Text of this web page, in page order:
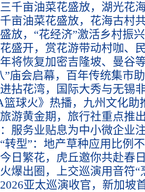
千亩油菜花盛放，湖光花
亩油菜花盛放，花海古村
放，“花经济”激活乡村振
盛开，赏花游带动村咖、
将恢复加密吉隆坡、曼谷
”庙会启幕，百年传统集市
拈花湾，国际大秀与无锡
球火》热播，九州文化助
游黄金期，旅行社重点推
服务业贴息为中小微企业
转型”：地产草种应用比例
日繁花，虎丘邀你共赴春
火爆出圈，上交巡演用音符
2026亚太巡演收官，新加坡